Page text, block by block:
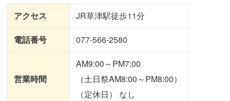
アクセス JR草津駅徒歩11分
電話番号 077-566-2580
営業時間
AM9:00～PM7:00
（土日祭AM8:00～PM8:00）
（定休日） なし